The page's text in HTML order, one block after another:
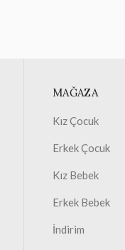
MAĞAZA
Kız Çocuk
Erkek Çocuk
Kız Bebek
Erkek Bebek
İndirim